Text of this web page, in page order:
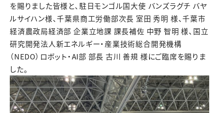
を賜りました皆様と、駐日モンゴル国大使 バンズラグチ バヤ
ルサイハン様、千葉県商工労働部次長 室田 秀明 様、千葉市
経済農政局経済部 企業立地課 課長補佐 中野 智明 様、国立
研究開発法人新エネルギー・産業技術総合開発機構
（NEDO）ロボット・AI部 部長 古川 善規 様にご臨席を賜りま
した。